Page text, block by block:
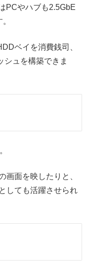
PCやハブも2.5GbE
ベイを消費銭司、
シュを構築できま
画面を映したりと、
しても活躍させられ